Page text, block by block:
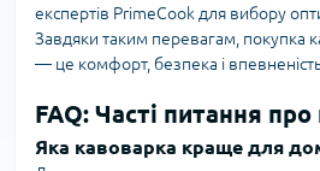
експертів PrimeCook для вибору
Завдяки таким перевагам, покупка
— це комфорт, безпека і впевненість
FAQ: Часті питання
Яка кавоварка краще для